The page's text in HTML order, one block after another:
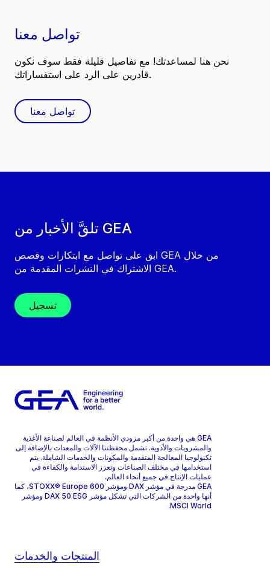
تلقَّ الأخبار من GEA
ابق على تواصل مع ابتكارات وقصص GEA من خلال
الاشتراك في النشرات المقدمة من GEA.
تسجيل
تواصل معنا
نحن هنا لمساعدتك! مع تفاصيل قليلة فقط سوف نكون
قادرين على الرد على استفساراتك.
تواصل معنا
GEA هي واحدة من أكبر مزودي الأنظمة في العالم لصناعة الأغذية
والمشروبات والأدوية. تشمل محفظتنا الآلات والمعدات بالإضافة إلى
تكنولوجيا المعالجة المتقدمة والمكونات والخدمات الشاملة. يتم
استخدامها في مختلف الصناعات وتعزز الاستدامة والكفاءة في
عمليات الإنتاج في جميع أنحاء العالم.
GEA مدرجة في مؤشر DAX ومؤشر STOXX® Europe 600، كما
أنها واحدة من الشركات التي تشكل مؤشر DAX 50 ESG ومؤشر
MSCI World.
المنتجات والخدمات